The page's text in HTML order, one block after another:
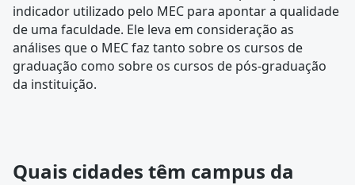
indicador utilizado pelo MEC para apontar a qualidade
de uma faculdade. Ele leva em consideração as
análises que o MEC faz tanto sobre os cursos de
graduação como sobre os cursos de pós-graduação
da instituição.
Quais cidades têm campus da